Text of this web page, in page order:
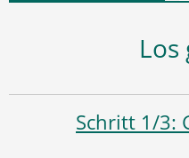
Los
Schritt 1/3: